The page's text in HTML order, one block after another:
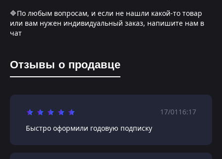
🔷По любым вопросам, и если не нашли какой-то товар
или вам нужен индивидуальный заказ, напишите нам в
чат
Отзывы о продавце
17/01 16:17
Быстро оформили годовую подписку